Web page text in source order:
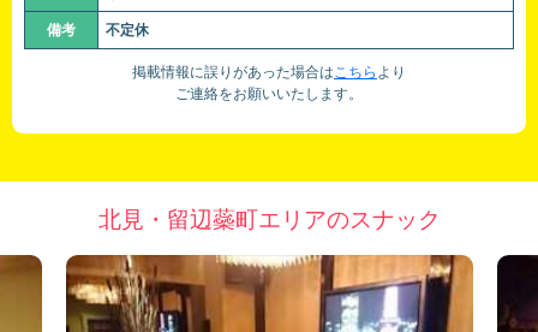
備考 不定休
掲載情報に誤りがあった場合はこちら より
ご連絡をお願いいたします。
北見・留辺蘂町エリアのスナック